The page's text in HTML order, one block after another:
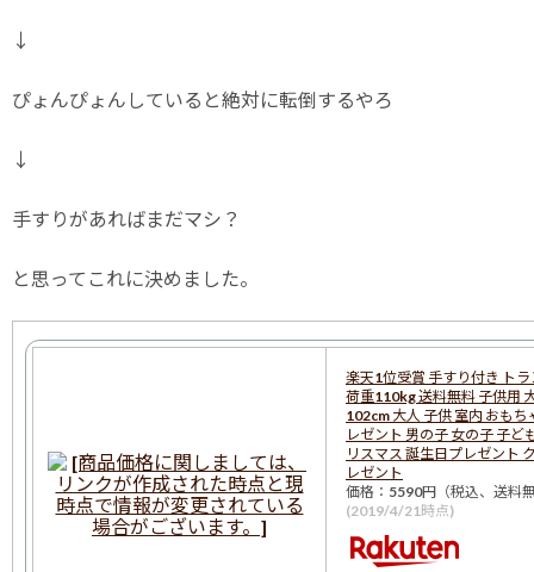
↓
ぴょんぴょんしていると絶対に転倒するやろ
↓
手すりがあればまだマシ？
と思ってこれに決めました。
楽天1位受賞 手すり付き ト
荷重110kg 送料無料 子供用
102cm 大人 子供 室内 おもち
レゼント 男の子 女の子 子ど
リスマス 誕生日プレゼント
レゼント
価格：5590円（税込、送料
(2019/4/21時点)